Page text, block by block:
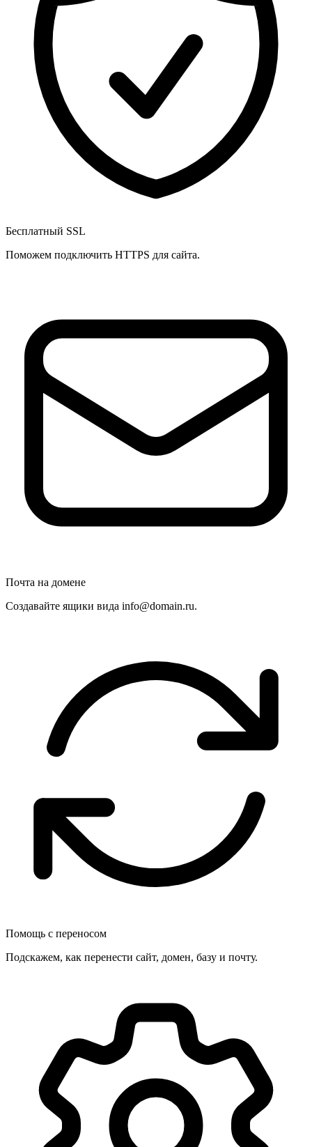
Бесплатный SSL
Поможем подключить HTTPS для сайта.
Почта на домене
Создавайте ящики вида info@domain.ru.
Помощь с переносом
Подскажем, как перенести сайт, домен, базу и почту.